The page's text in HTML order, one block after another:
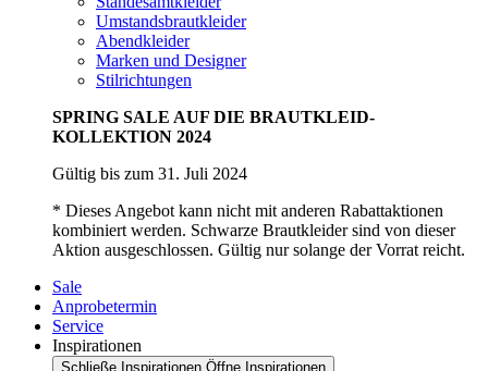
Umstandsbrautkleider
Abendkleider
Marken und Designer
Stilrichtungen
SPRING SALE AUF DIE BRAUTKLEID-
KOLLEKTION 2024
Gültig bis zum 31. Juli 2024
* Dieses Angebot kann nicht mit anderen Rabattaktionen
kombiniert werden. Schwarze Brautkleider sind von dieser
Aktion ausgeschlossen. Gültig nur solange der Vorrat reicht.
Sale
Anprobetermin
Service
Inspirationen
Schließe Inspirationen Öffne Inspirationen